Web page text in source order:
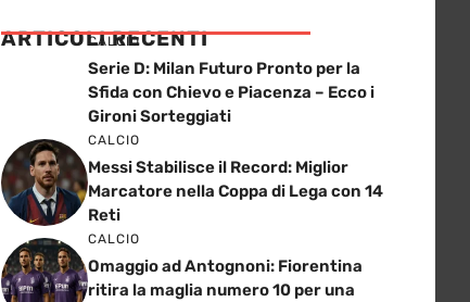
ARTICOLI RECENTI
CALCIO
Serie D: Milan Futuro Pronto per la
Sfida con Chievo e Piacenza – Ecco i
Gironi Sorteggiati
CALCIO
Messi Stabilisce il Record: Miglior
Marcatore nella Coppa di Lega con 14
Reti
CALCIO
Omaggio ad Antognoni: Fiorentina
ritira la maglia numero 10 per una